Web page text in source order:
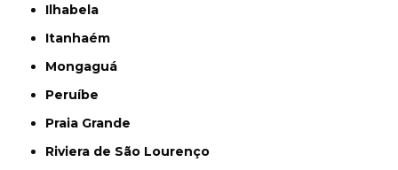
Ilhabela
Itanhaém
Mongaguá
Peruíbe
Praia Grande
Riviera de São Lourenço